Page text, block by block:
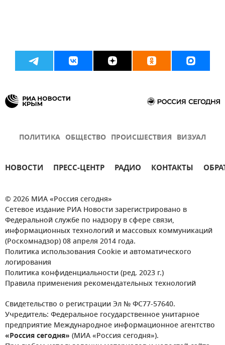
ПОЛИТИКА ОБЩЕСТВО ПРОИСШЕСТВИЯ ВИЗУАЛ
НОВОСТИ ПРЕСС-ЦЕНТР РАДИО КОНТАКТЫ
© 2026 МИА «Россия сегодня»
Сетевое издание РИА Новости зарегистрировано в
Федеральной службе по надзору в сфере связи,
информационных технологий и массовых коммуникаций
(Роскомнадзор) 08 апреля 2014 года.
Политика использования Cookie и автоматического
логирования
Политика конфиденциальности (ред. 2023 г.)
Правила применения рекомендательных технологий
Свидетельство о регистрации Эл № ФС77-57640.
Учредитель: Федеральное государственное унитарное
предприятие Международное информационное агентство
«Россия сегодня» (МИА «Россия сегодня»).